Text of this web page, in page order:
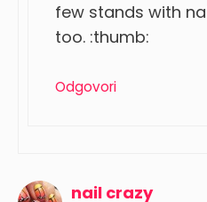
few stands with
too. :thumb:
Odgovori
nail crazy